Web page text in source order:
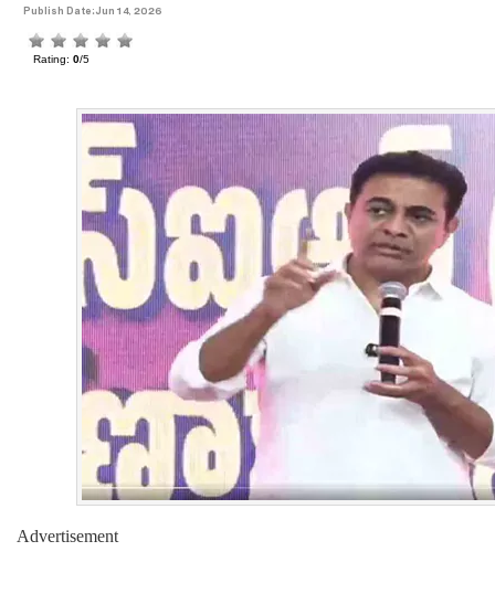
Publish Date:Jun 14, 2026
Advertisement